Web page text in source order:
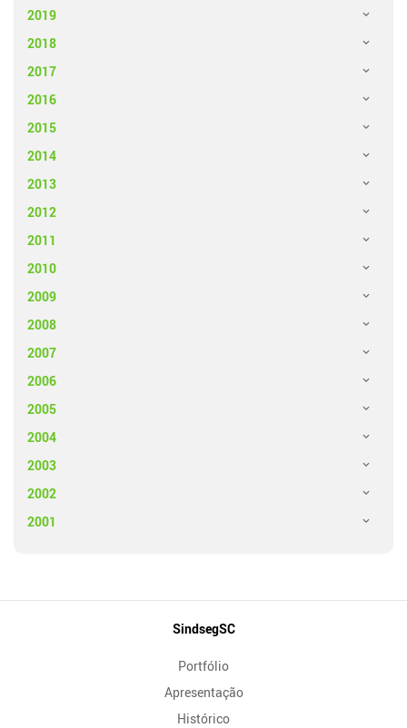
2019
2018
2017
2016
2015
2014
2013
2012
2011
2010
2009
2008
2007
2006
2005
2004
2003
2002
2001
SindsegSC
Portfólio
Apresentação
Histórico